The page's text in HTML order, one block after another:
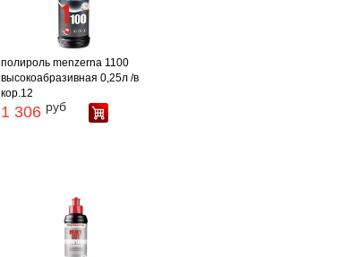
полироль menzerna 1100
высокоабразивная 0,25л /в
кор.12
1 306 руб